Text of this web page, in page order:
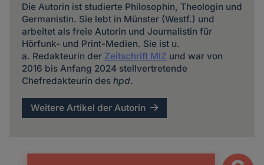
Die Autorin ist studierte Philosophin, Theologin und
Germanistin. Sie lebt in Münster (Westf.) und
arbeitet als freie Autorin und Journalistin für
Hörfunk- und Print-Medien. Sie ist u.
a. Redakteurin der Zeitschrift MIZ und war von
2016 bis Anfang 2024 stellvertretende
Chefredakteurin des hpd.
Weitere Artikel der Autorin